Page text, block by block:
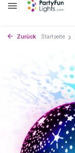
Zurück Startseite